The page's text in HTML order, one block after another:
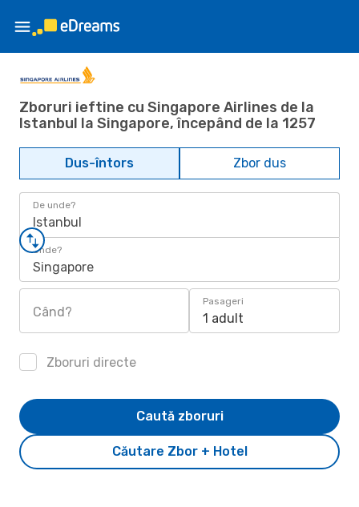
Zboruri ieftine cu Singapore Airlines de la
Istanbul la Singapore, începând de la 1257
Dus-întors Zbor dus
De unde?
Istanbul
Unde?
Singapore
Când?
Pasageri
1 adult
Zboruri directe
Căutare Zbor + Hotel
Caută zboruri